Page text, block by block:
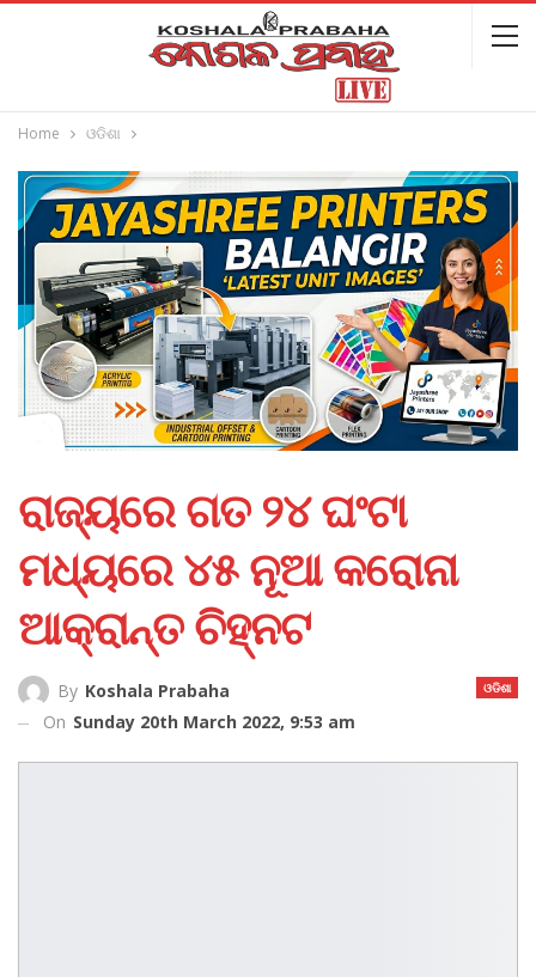
Home ଓଡିଶା
ରାଜ୍ୟରେ ଗତ ୨୪ ଘଂଟା
ମଧ୍ୟରେ ୪୫ ନୂଆ କରୋନା
ଆକ୍ରାନ୍ତ ଚିହ୍ନଟ
ଓଡିଶା
By Koshala Prabaha
On Sunday 20th March 2022, 9:53 am